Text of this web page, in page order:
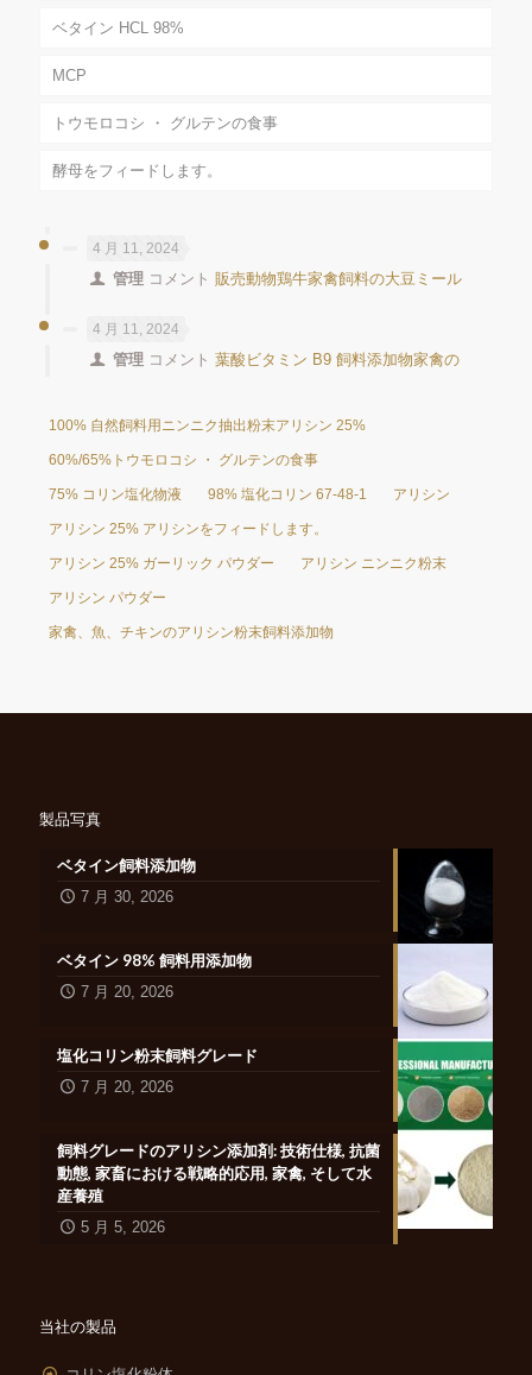
ベタイン HCL 98%
MCP
トウモロコシ ・ グルテンの食事
酵母をフィードします。
4 月 11, 2024
管理 コメント販売動物鶏牛家禽飼料の大豆ミール
4 月 11, 2024
管理 コメント葉酸ビタミン B9 飼料添加物家禽の
100% 自然飼料用ニンニク抽出粉末アリシン 25%
60%/65%トウモロコシ ・ グルテンの食事
75% コリン塩化物液 98% 塩化コリン 67-48-1 アリシン
アリシン 25% アリシンをフィードします。
アリシン 25% ガーリック パウダー アリシン ニンニク粉末
アリシン パウダー
家禽、魚、チキンのアリシン粉末飼料添加物
製品写真
ベタイン飼料添加物
7 月 30, 2026
ベタイン 98% 飼料用添加物
7 月 20, 2026
塩化コリン粉末飼料グレード
7 月 20, 2026
飼料グレードのアリシン添加剤: 技術仕様, 抗菌
動態, 家畜における戦略的応用, 家禽, そして水
産養殖
5 月 5, 2026
当社の製品